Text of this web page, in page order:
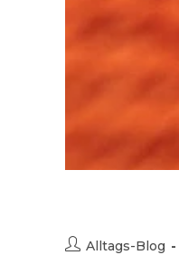
Beitrags-
Alltags-Blog